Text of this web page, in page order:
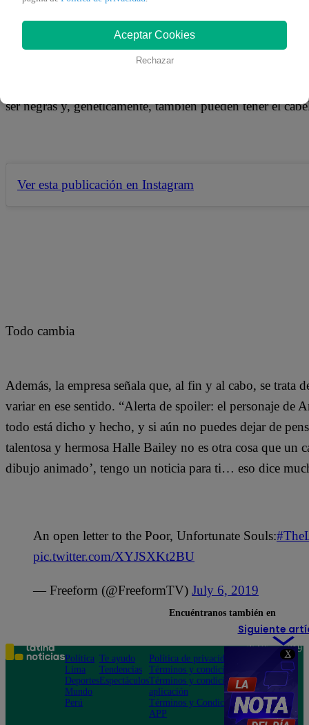
X
publicación en Twitter titulada “Carta a las pobres y
su elección. “Sí, el autor original de La Sirenita era
submarino y que puede nadar, legítimamente, donde
ser negras y, genéticamente, también pueden tener el
Ver esta publicación en Instagram
Todo cambia
Además, la empresa señala que, al fin y al cabo, se trata
variar en ese sentido. “Alerta de spoiler: el personaje de
todo está dicho y hecho, y si aún no puedes dejar de
talentosa y hermosa Halle Bailey no es otra cosa que un
dibujo animado’, tengo un noticia para ti… eso dice
An open letter to the Poor, Unfortunate Souls:
pic.twitter.com/XYJSXKt2BU
— Freeform (@FreeformTV) July 6, 2019
Siguiente
Aceptar Cookies
Rechazar
Encuéntranos también en
Política
Lima
Deportes
Mundo
Perú
Te ayudo
Tendencias
Espectáculos
Política de privacidad
Términos y condiciones
Términos y condiciones
aplicación
Términos y Condiciones
APP
Teléfono: 219
Av. San
Felipe 968
Jesús María